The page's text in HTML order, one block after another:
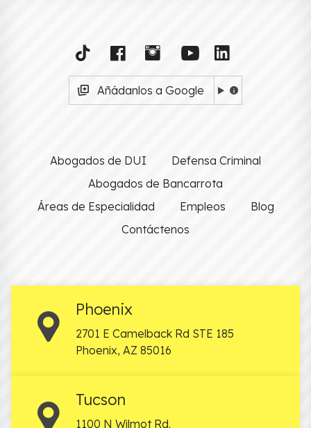
Añádanlos a Google
Abogados de DUI
Defensa Criminal
Abogados de Bancarrota
Áreas de Especialidad
Empleos
Blog
Contáctenos
Phoenix
2701 E Camelback Rd STE 185
Phoenix, AZ 85016
Tucson
1100 N Wilmot Rd.